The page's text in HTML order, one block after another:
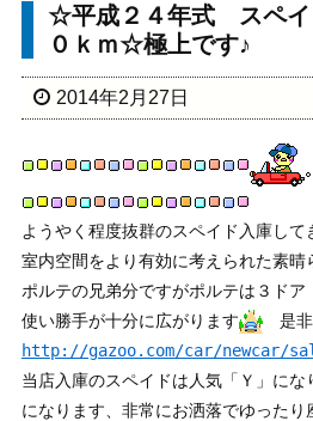
☆平成２４年式 スペ
０ｋｍ☆極上です♪
2014年2月27日
ようやく程度抜群のスペイド入庫して
室内空間をより有効に考えられた素晴
ポルテの兄弟分ですがポルテは３ド
使い勝手が十分に広がります
是非
http://gazoo.com/car/newcar/
当店入庫のスペイドは人気「Ｙ」に
になります、非常にお洒落でゆったり